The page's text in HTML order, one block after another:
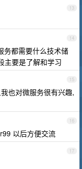
13
14
务都需要什么技术储
主要是了解和学习
15
也对微服务很有兴趣,
16
以后方便交流
17